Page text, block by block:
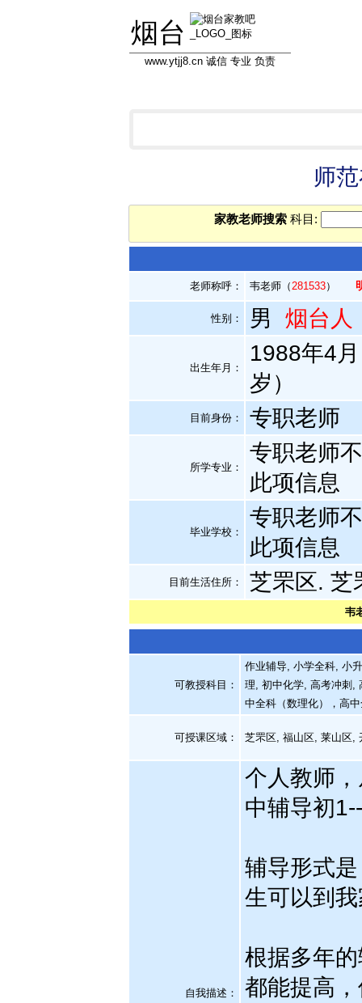
烟台
www.ytjj8.cn 诚信 专业 负责
师
家教老师搜索 科目:
老师称呼： 韦老师（281533）
性别： 男 烟台人
出生年月：
1988年4
岁）
目前身份： 专职老师
所学专业：
专职老师
此项信息
毕业学校：
专职老师
此项信息
目前生活住所： 芝罘区. 芝
韦
可教授科目：
作业辅导, 小学全科, 小
理, 初中化学, 高考冲刺,
中全科（数理化），高
可授课区域： 芝罘区, 福山区, 莱山区,
自我描述：
个人教师
中辅导初
辅导形式
生可以到
根据多年
都能提高